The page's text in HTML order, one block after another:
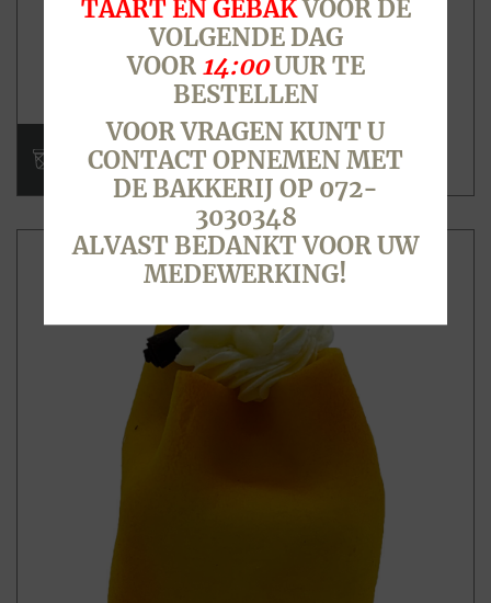
HAZELNOOT SCHUIM
€ 3,15
TAART EN GEBAKVOOR DE
VOLGENDE DAG
VOOR 14:00UUR TE
BESTELLEN
VOOR VRAGEN KUNT U
CONTACT OPNEMEN MET
DE BAKKERIJ OP 072-
3030348
ALVAST BEDANKT VOOR UW
MEDEWERKING!